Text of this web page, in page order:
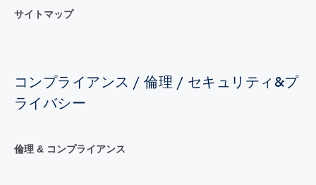
サイトマップ
コンプライアンス / 倫理 / セキュリティ&プ
ライバシー
倫理 & コンプライアンス